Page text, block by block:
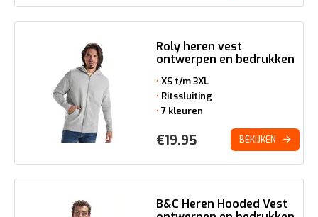
Roly heren vest
ontwerpen en bedrukken
XS t/m 3XL
Ritssluiting
7 kleuren
€19.95 BEKIJKEN
B&C Heren Hooded Vest